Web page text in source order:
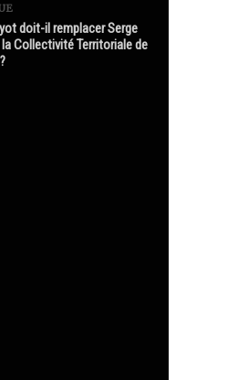
doit-il remplacer Serge
Collectivité Territoriale de